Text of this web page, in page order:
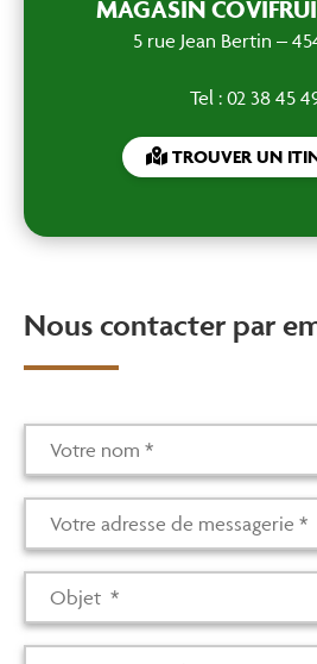
MAGASIN
5 rue Jean Bertin –
Tel : 02 38 45
TROUVER UN
Nous contacter par